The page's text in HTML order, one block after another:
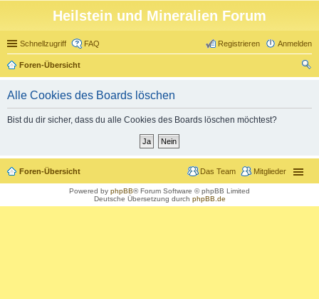
Heilstein und Mineralien Forum
Schnellzugriff FAQ Anmelden
Registrieren
Foren-Übersicht
Alle Cookies des Boards löschen
Bist du dir sicher, dass du alle Cookies des Boards löschen möchtest?
Foren-Übersicht Mitglieder
Das Team
Powered by phpBB® Forum Software © phpBB Limited
Deutsche Übersetzung durch phpBB.de